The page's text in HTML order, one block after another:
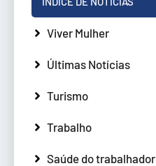
Viver Mulher
Últimas Notícias
Turismo
Trabalho
Saúde do trabalhador